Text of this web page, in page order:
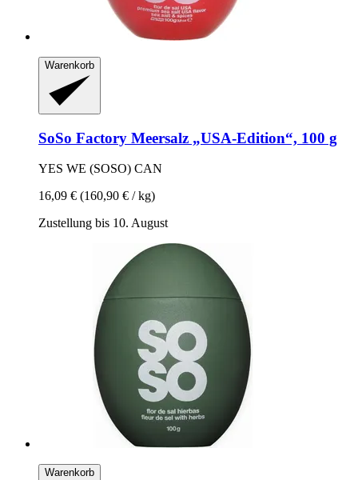
Warenkorb
SoSo Factory Meersalz „USA-​Edition“, 100 g
YES WE (SOSO) CAN
16,09 € (160,90 € / kg)
Zustellung bis 10. August
Warenkorb